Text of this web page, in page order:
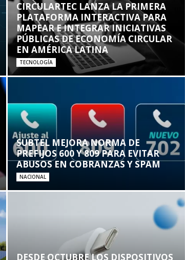
CIRCULARTEC LANZA LA PRIMERA
PLATAFORMA INTERACTIVA PARA
MAPEAR E INTEGRAR INICIATIVAS
PÚBLICAS DE ECONOMÍA CIRCULAR
EN AMÉRICA LATINA
TECNOLOGÍA
SUBTEL MEJORA NORMA DE
PREFIJOS 600 Y 809 PARA EVITAR
ABUSOS EN COBRANZAS Y SPAM
NACIONAL
DESDE OCTUBRE LOS DISPOSITIVOS